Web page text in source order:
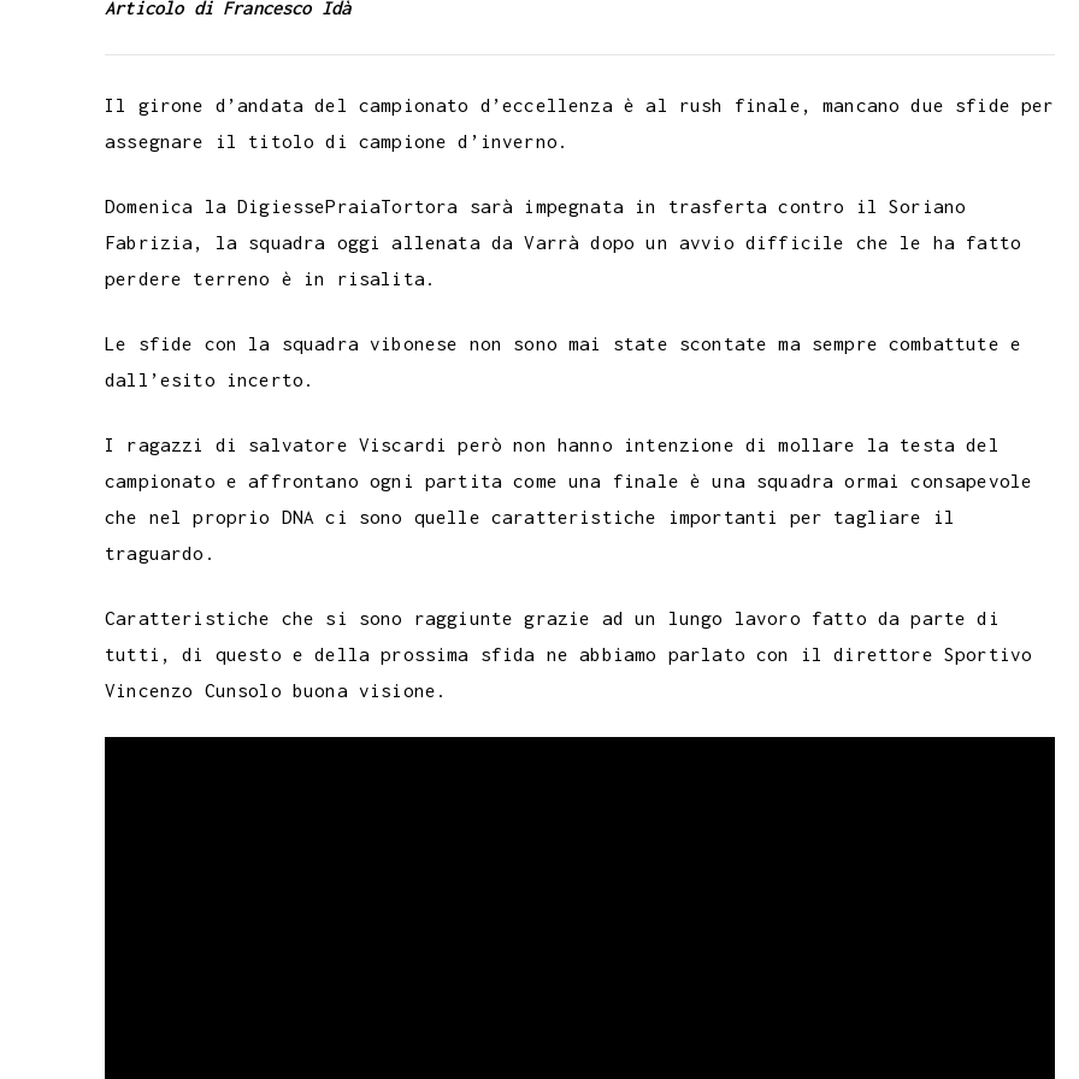
c
e
b
o
k
i
t
t
e
a
t
s
A
p
l
e
g
r
m
s
s
a
g
t
e
r
s
t
k
e
d
n
k
e
t
b
l
r
i
l
y
L
k
Articolo di Francesco Idà
Il girone d’andata del campionato d’eccellenza è al rush finale, mancano due sfide per
assegnare il titolo di campione d’inverno.
Domenica la DigiessePraiaTortora sarà impegnata in trasferta contro il Soriano
Fabrizia, la squadra oggi allenata da Varrà dopo un avvio difficile che le ha fatto
perdere terreno è in risalita.
Le sfide con la squadra vibonese non sono mai state scontate ma sempre combattute e
dall’esito incerto.
I ragazzi di salvatore Viscardi però non hanno intenzione di mollare la testa del
campionato e affrontano ogni partita come una finale è una squadra ormai consapevole
che nel proprio DNA ci sono quelle caratteristiche importanti per tagliare il
traguardo.
Caratteristiche che si sono raggiunte grazie ad un lungo lavoro fatto da parte di
tutti, di questo e della prossima sfida ne abbiamo parlato con il direttore Sportivo
Vincenzo Cunsolo buona visione.